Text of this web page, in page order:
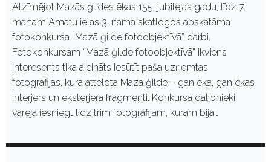
Atzīmējot Mazās ģildes ēkas 155. jubilejas gadu, līdz 7.
martam Amatu ielas 3. nama skatlogos apskatāma
fotokonkursa “Mazā ģilde fotoobjektīvā” darbi.
Fotokonkursam “Mazā ģilde fotoobjektīvā” ikviens
interesents tika aicināts iesūtīt paša uzņemtas
fotogrāfijas, kurā attēlota Mazā ģilde – gan ēka, gan ēkas
interjers un eksterjera fragmenti. Konkursā dalībnieki
varēja iesniegt līdz trim fotogrāfijām, kurām bija…